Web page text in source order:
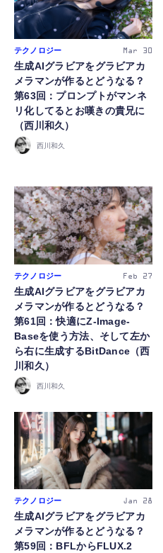
テクノロジー Mar 30
生成AIグラビアをグラビアカ
メラマンが作るとどうなる？
第63回：プロンプトがマンネ
リ化してるとお嘆きの貴兄に
（西川和久）
西川和久
テクノロジー Feb 27
生成AIグラビアをグラビアカ
メラマンが作るとどうなる？
第61回：快適にZ-Image-
Baseを使う方法、そして左か
ら右に生成するBitDance（西
川和久）
西川和久
テクノロジー Jan 28
生成AIグラビアをグラビアカ
メラマンが作るとどうなる？
第59回：BFLからFLUX.2